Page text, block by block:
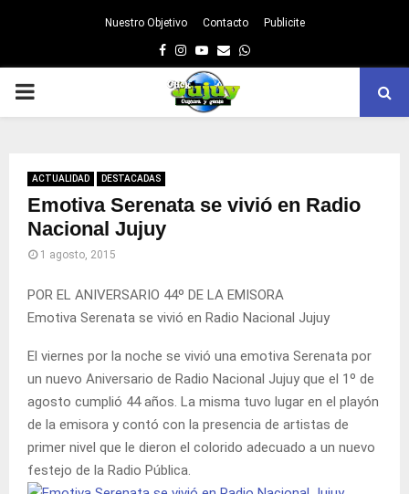
Nuestro Objetivo Contacto Publicite
Facebook
Instagram
Youtube
EmailWhatsapp
PRIMARY
ACTUALIDAD DESTACADAS
Emotiva Serenata se vivió en Radio
Nacional Jujuy
1 agosto, 2015
POR EL ANIVERSARIO 44º DE LA EMISORA
Emotiva Serenata se vivió en Radio Nacional Jujuy
El viernes por la noche se vivió una emotiva Serenata por
un nuevo Aniversario de Radio Nacional Jujuy que el 1º de
agosto cumplió 44 años. La misma tuvo lugar en el playón
de la emisora y contó con la presencia de artistas de
primer nivel que le dieron el colorido adecuado a un nuevo
festejo de la Radio Pública.